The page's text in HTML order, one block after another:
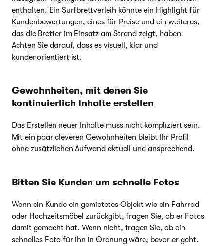
enthalten. Ein Surfbrettverleih könnte ein Highlight für
Kundenbewertungen, eines für Preise und ein weiteres,
das die Bretter im Einsatz am Strand zeigt, haben.
Achten Sie darauf, dass es visuell, klar und
kundenorientiert ist.
Gewohnheiten, mit denen Sie
kontinuierlich Inhalte erstellen
Das Erstellen neuer Inhalte muss nicht kompliziert sein.
Mit ein paar cleveren Gewohnheiten bleibt Ihr Profil
ohne zusätzlichen Aufwand aktuell und ansprechend.
Bitten Sie Kunden um schnelle Fotos
Wenn ein Kunde ein gemietetes Objekt wie ein Fahrrad
oder Hochzeitsmöbel zurückgibt, fragen Sie, ob er Fotos
damit gemacht hat. Wenn nicht, fragen Sie, ob ein
schnelles Foto für ihn in Ordnung wäre, bevor er geht.